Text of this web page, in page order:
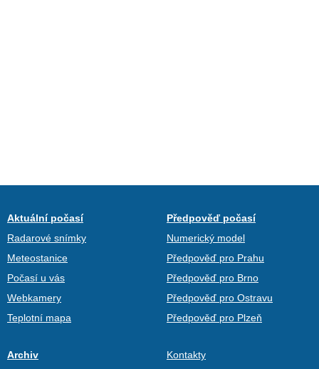
Aktuální počasí
Radarové snímky
Meteostanice
Počasí u vás
Webkamery
Teplotní mapa
Předpověď počasí
Numerický model
Předpověď pro Prahu
Předpověď pro Brno
Předpověď pro Ostravu
Předpověď pro Plzeň
Archiv Kontakty